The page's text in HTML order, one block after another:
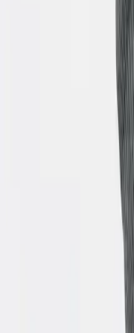
Pode usar
Funciona
fotos de animais
ilustrações e até
resultados,
qualidade e com
É possível
Sim, claro! Pode
de música isenta
ficheiro de áudio.
vozes de IA para
sua própria voz
toque mais pessoal.